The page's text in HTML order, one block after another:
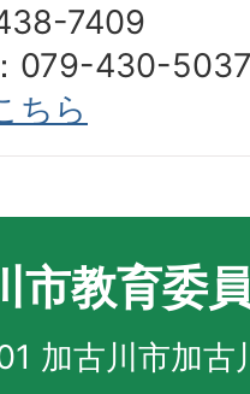
7409
079-430-
ちら
市教育委
加古川市加古